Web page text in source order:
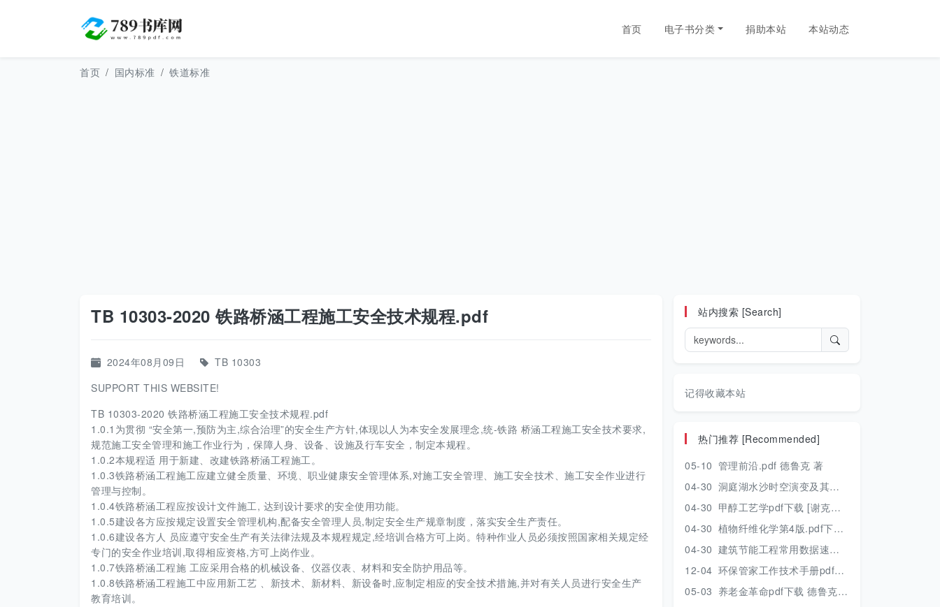
首页 电子书分类 捐助本站 本站动态
首页 国内标准 铁道标准
TB 10303-2020 铁路桥涵工程施工安全技术规程.pdf
2024年08月09日
TB 10303
SUPPORT THIS WEBSITE!
TB 10303-2020 铁路桥涵工程施工安全技术规程.pdf
1.0.1为贯彻 “安全第一,预防为主,综合治理”的安全生产方针,体现以人为本安全发展理念,统-铁路 桥涵工程施工安全技术要求,
规范施工安全管理和施工作业行为，保障人身、设备、设施及行车安全，制定本规程。
1.0.2本规程适 用于新建、改建铁路桥涵工程施工。
1.0.3铁路桥涵工程施工应建立健全质量、环境、职业健康安全管理体系,对施工安全管理、施工安全技术、施工安全作业进行
管理与控制。
1.0.4铁路桥涵工程应按设计文件施工, 达到设计要求的安全使用功能。
1.0.5建设各方应按规定设置安全管理机构,配备安全管理人员,制定安全生产规章制度，落实安全生产责任。
1.0.6建设各方人 员应遵守安全生产有关法律法规及本规程规定,经培训合格方可上岗。特种作业人员必须按照国家相关规定经
专门的安全作业培训,取得相应资格,方可上岗作业。
1.0.7铁路桥涵工程施 工应采用合格的机械设备、仪器仪表、材料和安全防护用品等。
1.0.8铁路桥涵工程施工中应用新工艺 、新技术、新材料、新设备时,应制定相应的安全技术措施,并对有关人员进行安全生产
教育培训。
站内搜索 [Search]
记得收藏本站
热门推荐 [Recommended]
05-10 管理前沿.pdf 德鲁克 著
04-30 洞庭湖水沙时空演变及其对水资源安全的影响研究.pdf 胡光伟 著 2017年版
04-30 甲醇工艺学pdf下载 [谢克昌 房鼎业主编] 2010年版
04-30 植物纤维化学第4版.pdf下载 [裴继诚主编] 2012年版
04-30 建筑节能工程常用数据速查手册.pdf下载 [陈慢勤著] 2010年版
12-04 环保管家工作技术手册pdf下载 2019年版
05-03 养老金革命pdf下载 德鲁克 著